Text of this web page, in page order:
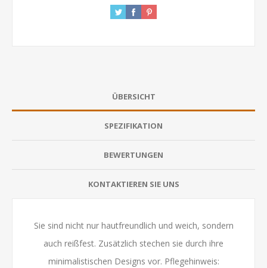
ÜBERSICHT
SPEZIFIKATION
BEWERTUNGEN
KONTAKTIEREN SIE UNS
Sie sind nicht nur hautfreundlich und weich, sondern
auch reißfest. Zusätzlich stechen sie durch ihre
minimalistischen Designs vor. Pflegehinweis: